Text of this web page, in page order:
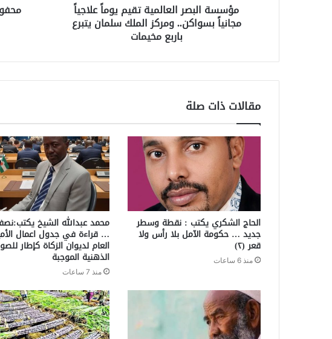
مؤسسة البصر العالمية تقيم يوماً علاجياً
مجانياً بسواكن.. ومركز الملك سلمان يتبرع
باربع مخيمات
مقالات ذات صلة
الحاج الشكري يكتب : نقطة وسطر
جديد … حكومة الآمل بلا رأس ولا
قعر (٢)
منذ 6 ساعات
محمد عبدالله الشيخ
… قراءة في جدول اعمال
العام لديوان الزكاة كإطار
الذهنية الموجبة
منذ 7 ساعات